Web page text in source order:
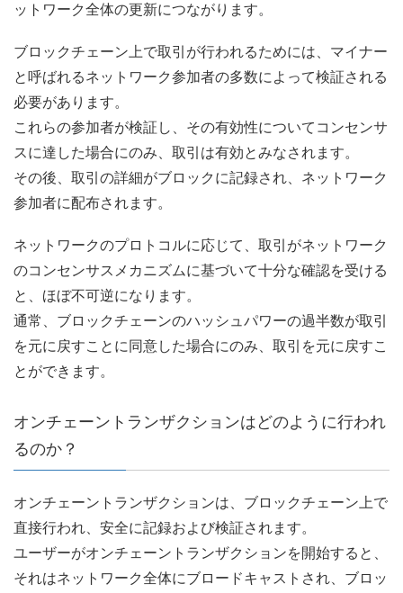
ットワーク全体の更新につながります。
ブロックチェーン上で取引が行われるためには、マイナー
と呼ばれるネットワーク参加者の多数によって検証される
必要があります。
これらの参加者が検証し、その有効性についてコンセンサ
スに達した場合にのみ、取引は有効とみなされます。
その後、取引の詳細がブロックに記録され、ネットワーク
参加者に配布されます。
ネットワークのプロトコルに応じて、取引がネットワーク
のコンセンサスメカニズムに基づいて十分な確認を受ける
と、ほぼ不可逆になります。
通常、ブロックチェーンのハッシュパワーの過半数が取引
を元に戻すことに同意した場合にのみ、取引を元に戻すこ
とができます。
オンチェーントランザクションはどのように行われ
るのか？
オンチェーントランザクションは、ブロックチェーン上で
直接行われ、安全に記録および検証されます。
ユーザーがオンチェーントランザクションを開始すると、
それはネットワーク全体にブロードキャストされ、ブロッ